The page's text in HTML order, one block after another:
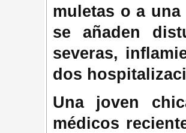
muletas o a
se añaden
severas,
dos
Una joven
médicos